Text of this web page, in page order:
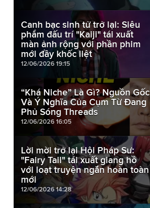
Canh bạc sinh tử trở lại: Siêu
phẩm đấu trí "Kaiji" tái xuất
màn ảnh rộng với phần phim
mới đầy khốc liệt
12/06/2026 19:15
“Khá Niche” Là Gì? Nguồn Gốc
Và Ý Nghĩa Của Cụm Từ Đang
Phủ Sóng Threads
12/06/2026 16:05
Lời mời trở lại Hội Pháp Sư:
"Fairy Tail" tái xuất giang hồ
với loạt truyện ngắn hoàn toàn
mới
12/06/2026 14:28